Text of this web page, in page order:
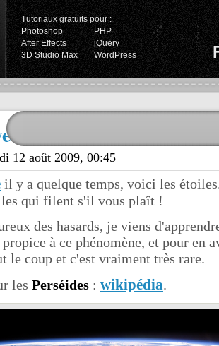
Tutoriaux gratuits pour :
Photoshop
PHP
After Effects
jQuery
3D Studio Max
WordPress
malheureux !
12 août 2009, 00:45
il y a quelque temps, voici les
qui filent s'il vous plaît !
des hasards, je viens
à ce phénomène, et pour en
le coup et c'est vraiment très rare.
les Perséides : wikipédia.